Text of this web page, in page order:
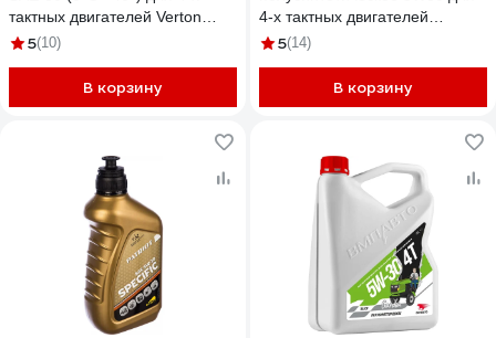
тактных двигателей Verton
POWER ECO 0.946л.
5(10)
В корзину
4-х тактных двигателей
PREMIUM ECO VERTON
5(14)
В корзину